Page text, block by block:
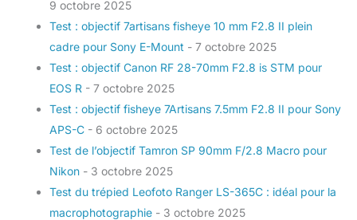
9 octobre 2025
Test : objectif 7artisans fisheye 10 mm F2.8 II plein
cadre pour Sony E-Mount - 7 octobre 2025
Test : objectif Canon RF 28-70mm F2.8 is STM pour
EOS R - 7 octobre 2025
Test : objectif fisheye 7Artisans 7.5mm F2.8 II pour Sony
APS-C - 6 octobre 2025
Test de l’objectif Tamron SP 90mm F/2.8 Macro pour
Nikon - 3 octobre 2025
Test du trépied Leofoto Ranger LS-365C : idéal pour la
macrophotographie - 3 octobre 2025